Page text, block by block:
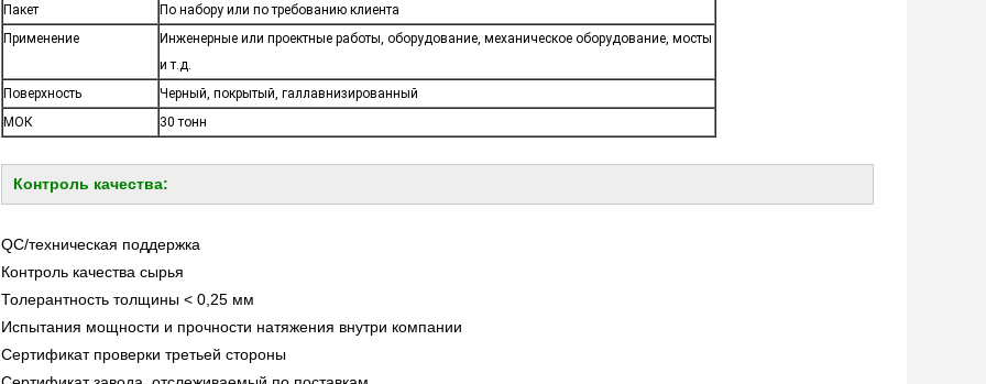
Пакет
По набору или по требованию клиента
Применение
Инженерные или проектные работы, оборудование, механическое оборудование, мосты
и т.д.
Поверхность
Черный, покрытый, галлавнизированный
МОК
30 тонн
Контроль качества:
QC/техническая поддержка
Контроль качества сырья
Толерантность толщины < 0,25 мм
Испытания мощности и прочности натяжения внутри компании
Сертификат проверки третьей стороны